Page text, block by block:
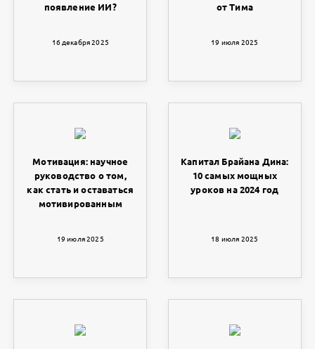
появление ИИ?
16 декабря 2025
от Тима
19 июля 2025
Мотивация: научное
руководство о том,
как стать и оставаться
мотивированным
19 июля 2025
Капитал Брайана Дина:
10 самых мощных
уроков на 2024 год
18 июля 2025